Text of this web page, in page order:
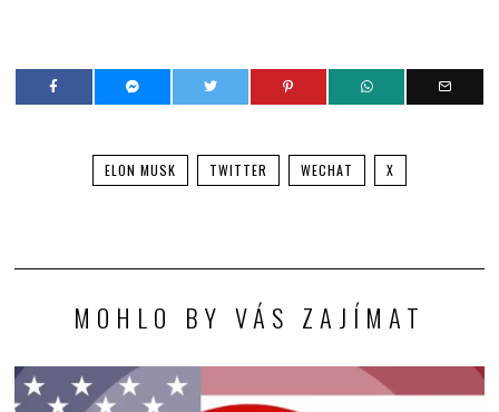
ELON MUSK TWITTER WECHAT X
MOHLO BY VÁS ZAJÍMAT